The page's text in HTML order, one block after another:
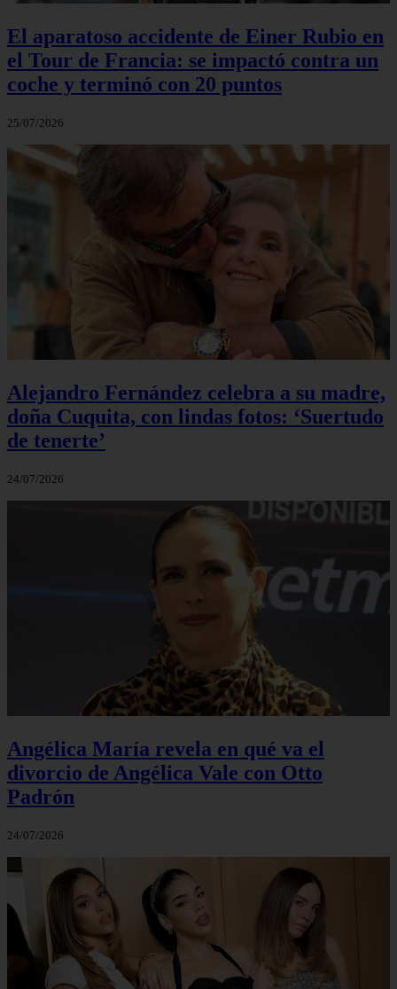
El aparatoso accidente de Einer Rubio en
el Tour de Francia: se impactó contra un
coche y terminó con 20 puntos
25/07/2026
Alejandro Fernández celebra a su madre,
doña Cuquita, con lindas fotos: ‘Suertudo
de tenerte’
24/07/2026
Angélica María revela en qué va el
divorcio de Angélica Vale con Otto
Padrón
24/07/2026